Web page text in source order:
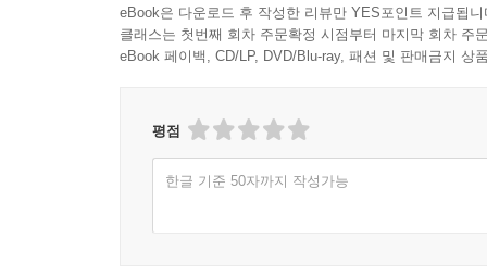
eBook은 다운로드 후 작성한 리뷰만 YES포인트 지급됩니
클래스는 첫번째 회차 주문확정 시점부터 마지막 회차 주
eBook 페이백, CD/LP, DVD/Blu-ray, 패션 및 판매금지 상
평점
한글 기준 50자까지 작성가능